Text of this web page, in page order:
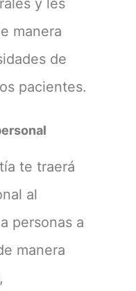
y les
manera
de
pacientes.
te traerá
al
personas a
manera